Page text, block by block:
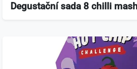
Degustační sada 8 chilli